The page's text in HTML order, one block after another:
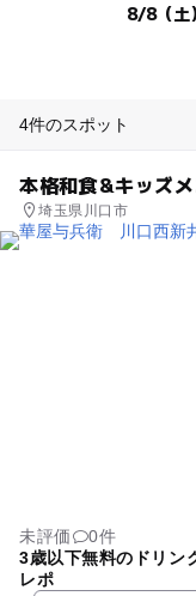
4件のスポット
本格和食&キッズ
埼玉県川口市
未評価
0件
3歳以下無料のドリン
レポ